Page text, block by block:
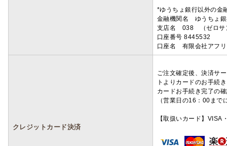
*ゆうちょ銀行以外の金
金融機関名 ゆうちょ
支店名 038 （ゼロサ
口座番号 8445532
口座名 有限会社アフ
クレジットカード決済
ご注文確定後、決済サ
トよりカードのお手続
カードお手続き完了の
（営業日の16：00ま
【取扱いカード】